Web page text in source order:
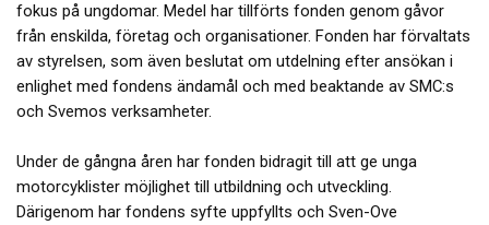
fokus på ungdomar. Medel har tillförts fonden genom gåvor
från enskilda, företag och organisationer. Fonden har förvaltats
av styrelsen, som även beslutat om utdelning efter ansökan i
enlighet med fondens ändamål och med beaktande av SMC:s
och Svemos verksamheter.
Under de gångna åren har fonden bidragit till att ge unga
motorcyklister möjlighet till utbildning och utveckling.
Därigenom har fondens syfte uppfyllts och Sven-Ove